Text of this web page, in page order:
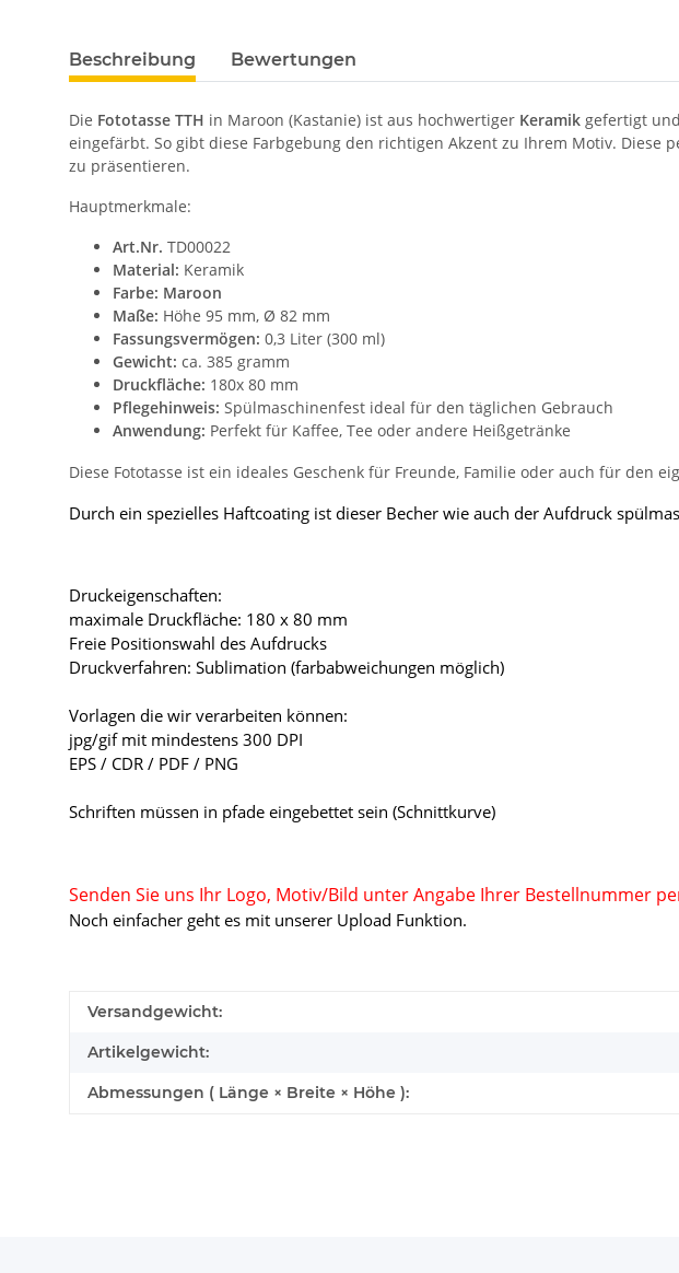
Beschreibung Bewertungen
Die Fototasse TTH in Maroon (Kastanie) ist aus hochwertiger Keramik gefertigt
eingefärbt. So gibt diese Farbgebung den richtigen Akzent zu Ihrem Motiv.
zu präsentieren.
Hauptmerkmale:
Art.Nr. TD00022
Material: Keramik
Farbe: Maroon
Maße: Höhe 95 mm, Ø 82 mm
Fassungsvermögen: 0,3 Liter (300 ml)
Gewicht: ca. 385 gramm
Druckfläche: 180x 80 mm
Pflegehinweis: Spülmaschinenfest ideal für den täglichen Gebrauch
Anwendung: Perfekt für Kaffee, Tee oder andere Heißgetränke
Diese Fototasse ist ein ideales Geschenk für Freunde, Familie oder auch für den
Durch ein spezielles Haftcoating ist dieser Becher wie auch der Aufdruck
Druckeigenschaften:
maximale Druckfläche: 180 x 80 mm
Freie Positionswahl des Aufdrucks
Druckverfahren: Sublimation (farbabweichungen möglich)
Vorlagen die wir verarbeiten können:
jpg/gif mit mindestens 300 DPI
EPS / CDR / PDF / PNG
Schriften müssen in pfade eingebettet sein (Schnittkurve)
Senden Sie uns Ihr Logo, Motiv/Bild unter Angabe Ihrer Bestellnummer
Noch einfacher geht es mit unserer Upload Funktion.
Versandgewicht:
Artikelgewicht:
Abmessungen ( Länge × Breite × Höhe ):